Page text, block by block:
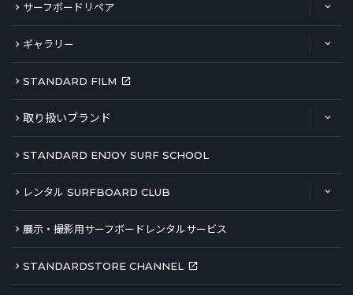
サーフボードリペア
ギャラリー
STANDARD FILM
取り扱いブランド
STANDARD ENJOY SURF SCHOOL
レンタル SURFBOARD CLUB
展示・撮影用サーフボードレンタルサービス
STANDARDSTORE CHANNEL